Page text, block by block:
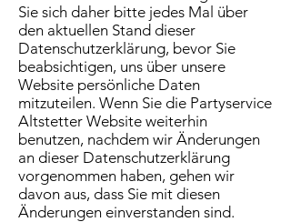
Sie sich daher bitte jedes Mal über
den aktuellen Stand dieser
Datenschutzerklärung, bevor Sie
beabsichtigen, uns über unsere
Website persönliche Daten
mitzuteilen. Wenn Sie die Partyservice
Altstetter Website weiterhin
benutzen, nachdem wir Änderungen
an dieser Datenschutzerklärung
vorgenommen haben, gehen wir
davon aus, dass Sie mit diesen
Änderungen einverstanden sind.